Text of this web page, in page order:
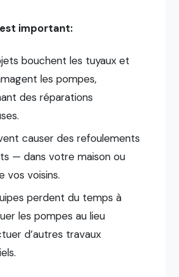
important:
bouchent les tuyaux et
les pompes,
des réparations
causer des refoulements
— dans votre maison ou
vos voisins.
perdent du temps à
les pompes au lieu
d’autres travaux